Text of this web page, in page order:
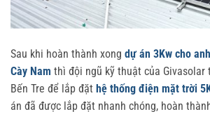
Sau khi hoàn thành xong dự án 3Kw cho
Cày Nam thì đội ngũ kỹ thuật của Givasolar
Bến Tre để lắp đặt hệ thống điện mặt trời
án đã được lắp đặt nhanh chóng, hoàn